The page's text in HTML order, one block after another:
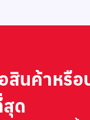
สินค้าหรื
ด